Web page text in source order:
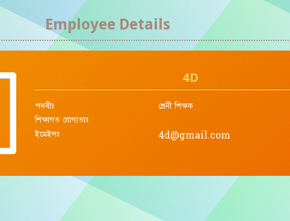
Employee Details
4D
পদবীঃ
শ্রেনী শিক্ষক
শিক্ষাগত যোগ্যতাঃ
ইমেইলঃ
4d@gmail.com